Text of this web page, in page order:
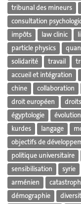
tribunal des mineurs
consultation
impôts
law clinic
particle physics
solidarité
travail
accueil et intégration
chine
collaboration
droit européen
égyptologie
évolution
kurdes
langage
objectifs de
politique universitaire
sensibilisation
syrie
arménien
démographie